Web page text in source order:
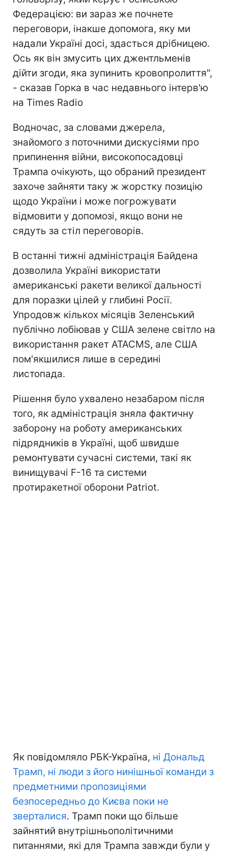
Федерацією: ви зараз же почнете
переговори, інакше допомога, яку ми
надали Україні досі, здасться дрібницею.
Ось як він змусить цих джентльменів
дійти згоди, яка зупинить кровопролиття",
- сказав Горка в час недавнього інтерв'ю
на Times Radio
Водночас, за словами джерела,
знайомого з поточними дискусіями про
припинення війни, високопосадовці
Трампа очікують, що обраний президент
захоче зайняти таку ж жорстку позицію
щодо України і може погрожувати
відмовити у допомозі, якщо вони не
сядуть за стіл переговорів.
В останні тижні адміністрація Байдена
дозволила Україні використати
американські ракети великої дальності
для поразки цілей у глибині Росії.
Упродовж кількох місяців Зеленський
публічно лобіював у США зелене світло на
використання ракет ATACMS, але США
пом'якшилися лише в середині
листопада.
Рішення було ухвалено незабаром після
того, як адміністрація зняла фактичну
заборону на роботу американських
підрядників в Україні, щоб швидше
ремонтувати сучасні системи, такі як
винищувачі F-16 та системи
протиракетної оборони Patriot.
Як повідомляло РБК-Україна, ні Дональд
Трамп, ні люди з його нинішньої команди з
предметними пропозиціями
безпосередньо до Києва поки не
зверталися. Трамп поки що більше
зайнятий внутрішньополітичними
питаннями, які для Трампа завжди були у